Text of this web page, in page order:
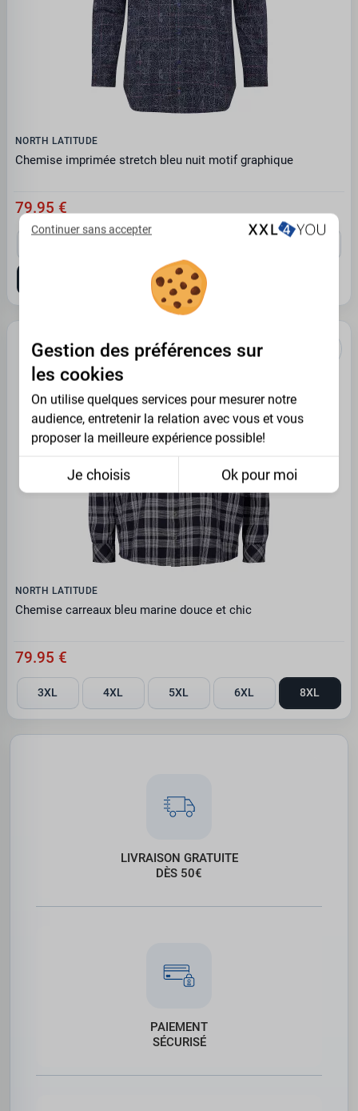
NORTH LATITUDE
Chemise imprimée stretch bleu nuit motif graphique
79.95 €
NORTH LATITUDE
Chemise carreaux bleu marine douce et chic
79.95 €
3XL 4XL 5XL 6XL 8XL
LIVRAISON GRATUITE
DÈS 50€
PAIEMENT
SÉCURISÉ
Continuer sans accepter
Gestion des préférences sur
les cookies
On utilise quelques services pour mesurer notre
audience, entretenir la relation avec vous et vous
proposer la meilleure expérience possible!
Je choisis Ok pour moi